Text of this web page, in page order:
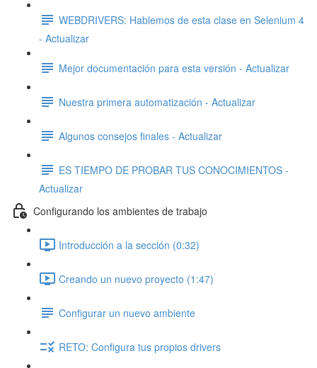
WEBDRIVERS: Hablemos de esta clase en Selenium 4
- Actualizar
Mejor documentación para esta versión - Actualizar
Nuestra primera automatización - Actualizar
Algunos consejos finales - Actualizar
ES TIEMPO DE PROBAR TUS CONOCIMIENTOS -
Actualizar
Configurando los ambientes de trabajo
Introducción a la sección (0:32)
Creando un nuevo proyecto (1:47)
Configurar un nuevo ambiente
RETO: Configura tus propios drivers